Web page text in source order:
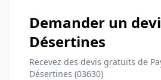
Demander un
Désertines
Recevez des devis gratuits de
Désertines (03630)